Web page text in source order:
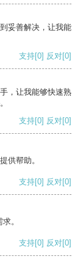
妥善解决，让我能
支持[0] 反对[0]
，让我能够快速熟
支持[0] 反对[0]
供帮助。
支持[0] 反对[0]
。
支持[0] 反对[0]